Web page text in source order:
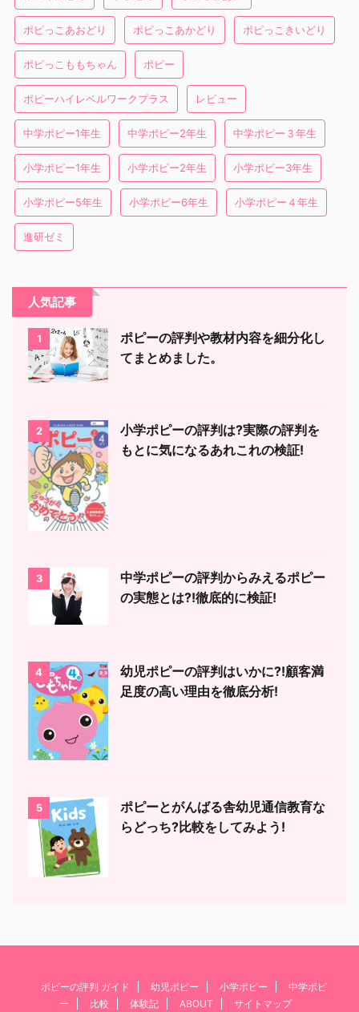
ポピっこあおどり ポピっこあかどり ポピっこきいどり
ポピっこももちゃん ポピー
ポピーハイレベルワークプラス レビュー
中学ポピー1年生 中学ポピー2年生 中学ポピー３年生
小学ポピー1年生 小学ポピー2年生 小学ポピー3年生
小学ポピー5年生 小学ポピー6年生 小学ポピー４年生
進研ゼミ
人気記事
1
ポピーの評判や教材内容を細分化し
てまとめました。
2
小学ポピーの評判は?実際の評判を
もとに気になるあれこれの検証!
3
中学ポピーの評判からみえるポピー
の実態とは?!徹底的に検証!
4
幼児ポピーの評判はいかに?!顧客満
足度の高い理由を徹底分析!
5
ポピーとがんばる舎幼児通信教育な
らどっち?比較をしてみよう!
ポピーの評判 ガイド 幼児ポピー 小学ポピー
中学ポピ
ー
比較 体験記 ABOUT サイトマップ